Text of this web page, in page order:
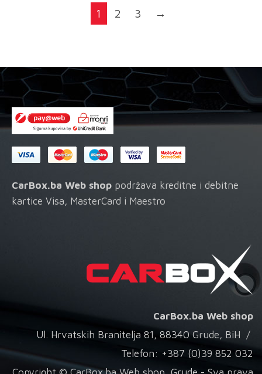
1 2 3 →
CarBox.ba Web shop podržava kreditne i debitne
kartice Visa, MasterCard i Maestro
CarBox.ba Web shop
Ul. Hrvatskih Branitelja 81, 88340 Grude, BiH /
Telefon: +387 (0)39 852 032